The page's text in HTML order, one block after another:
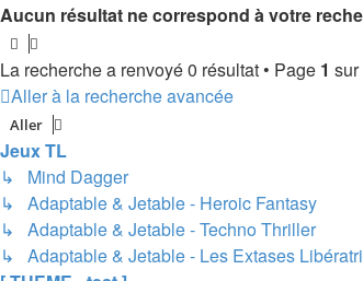
Aucun résultat ne correspond à votre
La recherche a renvoyé 0 résultat • Page 1 sur
Aller à la recherche avancée
Aller
Jeux TL
↳ Mind Dagger
↳ Adaptable & Jetable - Heroic Fantasy
↳ Adaptable & Jetable - Techno Thriller
↳ Adaptable & Jetable - Les Extases